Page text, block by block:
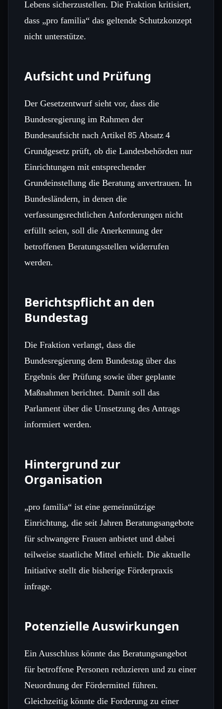
Lebens sicherzustellen. Die Fraktion kritisiert,
dass „pro familia“ das geltende Schutzkonzept
nicht unterstütze.
Aufsicht und Prüfung
Der Gesetzentwurf sieht vor, dass die
Bundesregierung im Rahmen der
Bundesaufsicht nach Artikel 85 Absatz 4
Grundgesetz prüft, ob die Landesbehörden nur
Einrichtungen mit entsprechender
Grundeinstellung die Beratung anvertrauen. In
Bundesländern, in denen die
verfassungsrechtlichen Anforderungen nicht
erfüllt seien, soll die Anerkennung der
betroffenen Beratungsstellen widerrufen
werden.
Berichtspflicht an den
Bundestag
Die Fraktion verlangt, dass die
Bundesregierung dem Bundestag über das
Ergebnis der Prüfung sowie über geplante
Maßnahmen berichtet. Damit soll das
Parlament über die Umsetzung des Antrags
informiert werden.
Hintergrund zur
Organisation
„pro familia“ ist eine gemeinnützige
Einrichtung, die seit Jahren Beratungsangebote
für schwangere Frauen anbietet und dabei
teilweise staatliche Mittel erhielt. Die aktuelle
Initiative stellt die bisherige Förderpraxis
infrage.
Potenzielle Auswirkungen
Ein Ausschluss könnte das Beratungsangebot
für betroffene Personen reduzieren und zu einer
Neuordnung der Fördermittel führen.
Gleichzeitig könnte die Forderung zu einer